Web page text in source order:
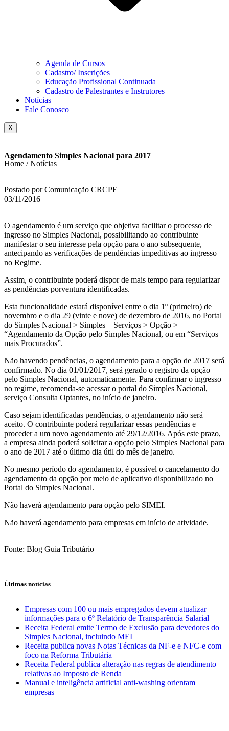
Agenda de Cursos
Cadastro/ Inscrições
Educação Profissional Continuada
Cadastro de Palestrantes e Instrutores
Notícias
Fale Conosco
X
Agendamento Simples Nacional para 2017
Home / Notícias
Postado por Comunicação CRCPE
03/11/2016
O agendamento é um serviço que objetiva facilitar o processo de
ingresso no Simples Nacional, possibilitando ao contribuinte
manifestar o seu interesse pela opção para o ano subsequente,
antecipando as verificações de pendências impeditivas ao ingresso
no Regime.
Assim, o contribuinte poderá dispor de mais tempo para regularizar
as pendências porventura identificadas.
Esta funcionalidade estará disponível entre o dia 1º (primeiro) de
novembro e o dia 29 (vinte e nove) de dezembro de 2016, no Portal
do Simples Nacional > Simples – Serviços > Opção >
“Agendamento da Opção pelo Simples Nacional, ou em “Serviços
mais Procurados”.
Não havendo pendências, o agendamento para a opção de 2017 será
confirmado. No dia 01/01/2017, será gerado o registro da opção
pelo Simples Nacional, automaticamente. Para confirmar o ingresso
no regime, recomenda-se acessar o portal do Simples Nacional,
serviço Consulta Optantes, no início de janeiro.
Caso sejam identificadas pendências, o agendamento não será
aceito. O contribuinte poderá regularizar essas pendências e
proceder a um novo agendamento até 29/12/2016. Após este prazo,
a empresa ainda poderá solicitar a opção pelo Simples Nacional para
o ano de 2017 até o último dia útil do mês de janeiro.
No mesmo período do agendamento, é possível o cancelamento do
agendamento da opção por meio de aplicativo disponibilizado no
Portal do Simples Nacional.
Não haverá agendamento para opção pelo SIMEI.
Não haverá agendamento para empresas em início de atividade.
Fonte: Blog Guia Tributário
Últimas notícias
Empresas com 100 ou mais empregados devem atualizar
informações para o 6º Relatório de Transparência Salarial
Receita Federal emite Termo de Exclusão para devedores do
Simples Nacional, incluindo MEI
Receita publica novas Notas Técnicas da NF-e e NFC-e com
foco na Reforma Tributária
Receita Federal publica alteração nas regras de atendimento
relativas ao Imposto de Renda
Manual e inteligência artificial anti-washing orientam
empresas